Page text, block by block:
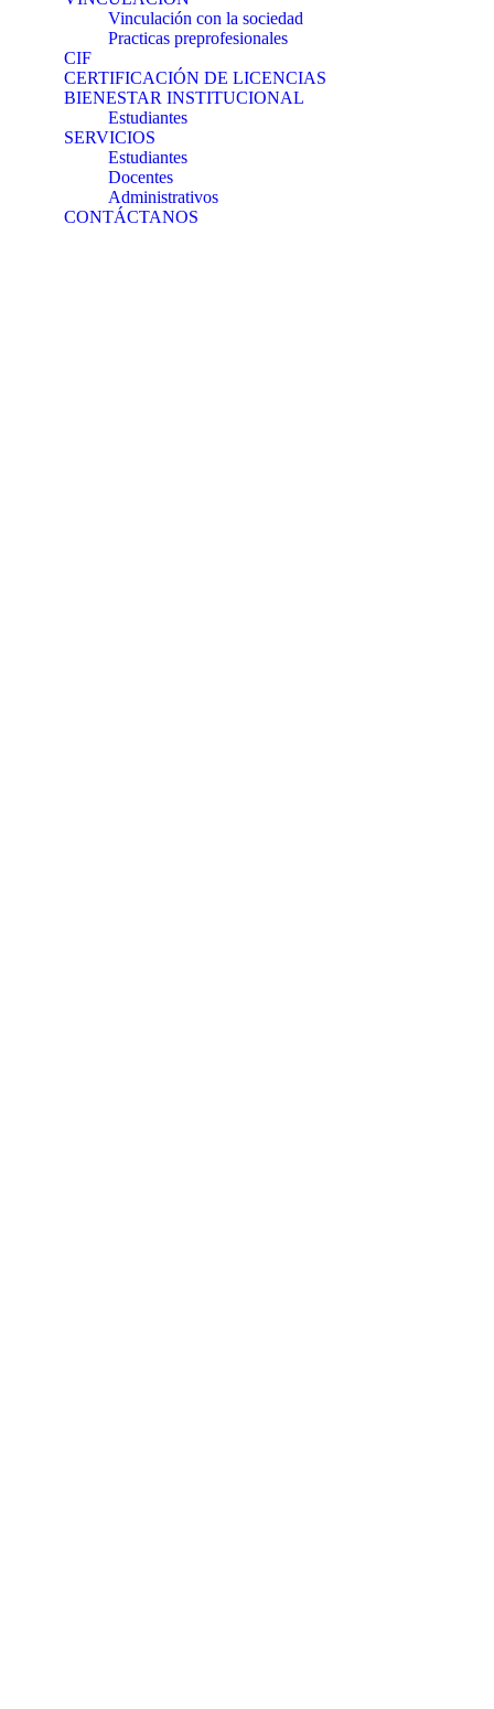
Vinculación con la sociedad
Practicas preprofesionales
CIF
CERTIFICACIÓN DE LICENCIAS
BIENESTAR INSTITUCIONAL
Estudiantes
SERVICIOS
Estudiantes
Docentes
Administrativos
CONTÁCTANOS